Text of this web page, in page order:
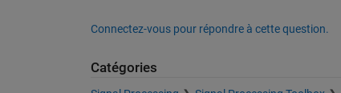
Connectez-vous pour répondre à cette question.
Catégories